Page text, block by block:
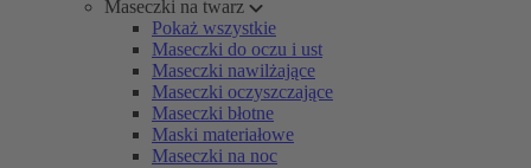
Maseczki na twarz
Pokaż wszystkie
Maseczki do oczu i ust
Maseczki nawilżające
Maseczki oczyszczające
Maseczki błotne
Maski materiałowe
Maseczki na noc